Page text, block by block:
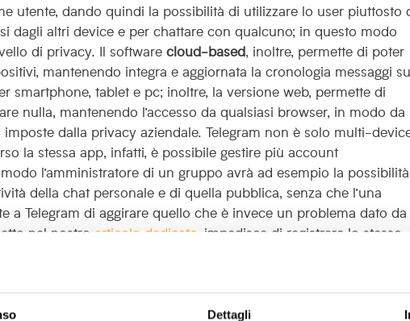
Dettagli
utente, dando quindi la possibilità di utilizzare lo user piuttosto
dagli altri device e per chattare con qualcuno; in questo modo
di privacy. Il softwarecloud-based, inoltre, permette di poter
mantenendo integra e aggiornata la cronologia messaggi su
smartphone, tablet e pc; inoltre, la versione web, permette di
nulla, mantenendo l’accesso da qualsiasi browser, in modo da
dalla privacy aziendale. Telegram non è solo multi-
la stessa app, infatti, è possibile gestire più account
l’amministratore di un gruppo avrà ad esempio la
della chat personale e di quella pubblica, senza che l’una
a Telegram di aggirare quello che è invece un problema dato da
nel nostro articolo dedicato , impedisce di registrare lo stesso
e quella ‘personale’.